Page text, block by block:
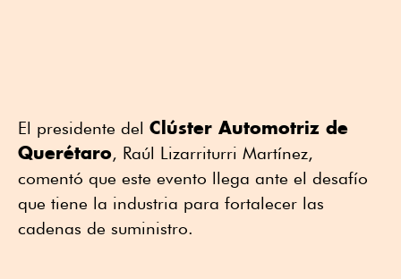
El presidente del Clúster Automotriz de
Querétaro, Raúl Lizarriturri Martínez,
comentó que este evento llega ante el desafío
que tiene la industria para fortalecer las
cadenas de suministro.